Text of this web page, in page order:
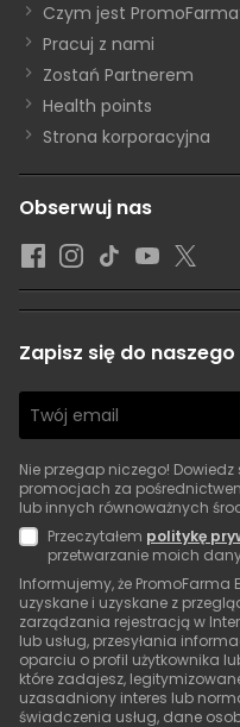
Czym jest
Pracuj z nami
Zostań Partnerem
Health points
Strona korporacyjna
Obserwuj nas
Zapisz się do
Nie przegap niczego!
promocjach za
lub innych równoważnych
Przeczytałem politykę
przetwarzanie moich
Informujemy, że PromoFarma
uzyskane i uzyskane z
zarządzania rejestracją w
lub usług, przesyłania
oparciu o profil użytkownika
które zadajesz,
uzasadniony interes lub
świadczenia usług, dane